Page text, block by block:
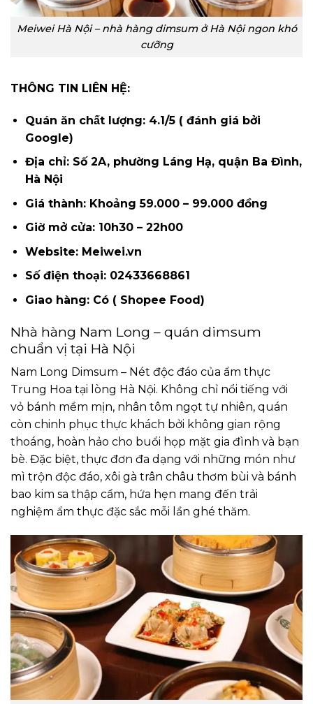
Meiwei Hà Nội – nhà hàng dimsum ở Hà Nội ngon khó
cưỡng
THÔNG TIN LIÊN HỆ:
Quán ăn chất lượng: 4.1/5 ( đánh giá bởi
Google)
Địa chỉ: Số 2A, phường Láng Hạ, quận Ba Đình,
Hà Nội
Giá thành: Khoảng 59.000 – 99.000 đồng
Giờ mở cửa: 10h30 – 22h00
Website: Meiwei.vn
Số điện thoại: 02433668861
Giao hàng: Có ( Shopee Food)
Nhà hàng Nam Long – quán dimsum
chuẩn vị tại Hà Nội
Nam Long Dimsum – Nét độc đáo của ẩm thực
Trung Hoa tại lòng Hà Nội. Không chỉ nổi tiếng với
vỏ bánh mềm mịn, nhân tôm ngọt tự nhiên, quán
còn chinh phục thực khách bởi không gian rộng
thoáng, hoàn hảo cho buổi họp mặt gia đình và bạn
bè. Đặc biệt, thực đơn đa dạng với những món như
mì trộn độc đáo, xôi gà trân châu thơm bùi và bánh
bao kim sa thập cẩm, hứa hẹn mang đến trải
nghiệm ẩm thực đặc sắc mỗi lần ghé thăm.